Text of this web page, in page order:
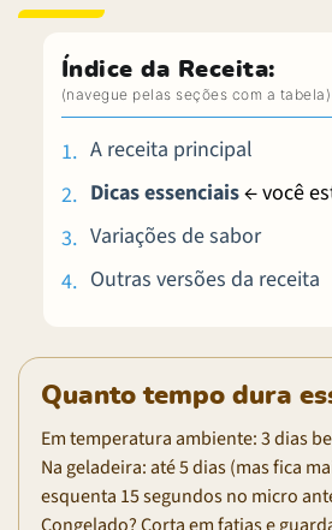
Índice da Receita:
A receita principal
Dicas essenciais← você
Variações de sabor
Outras versões da receita
Quanto tempo dura
Em temperatura ambiente: 3 dias
Na geladeira: até 5 dias (mas fica
esquenta 15 segundos no micro